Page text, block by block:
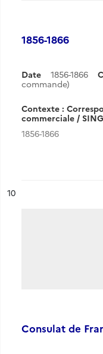
1856-1866
Date 1856-1866
commande)
Contexte :
commerciale /
1856-1866
n°
10
Consulat de